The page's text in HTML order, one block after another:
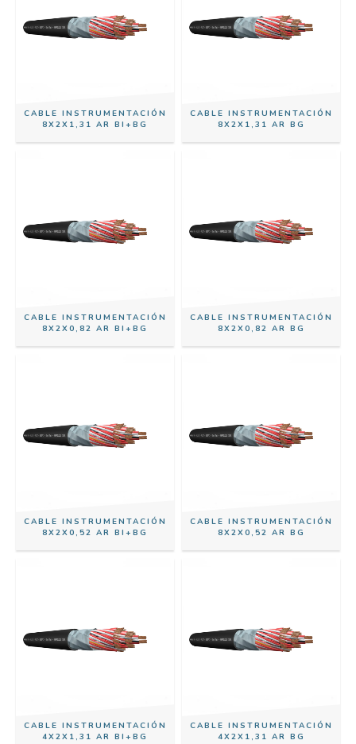
CABLE INSTRUMENTACIÓN
8X2X1,31 AR BI+BG
CABLE INSTRUMENTACIÓN
8X2X1,31 AR BG
CABLE INSTRUMENTACIÓN
8X2X0,82 AR BI+BG
CABLE INSTRUMENTACIÓN
8X2X0,82 AR BG
CABLE INSTRUMENTACIÓN
8X2X0,52 AR BI+BG
CABLE INSTRUMENTACIÓN
8X2X0,52 AR BG
CABLE INSTRUMENTACIÓN
4X2X1,31 AR BI+BG
CABLE INSTRUMENTACIÓN
4X2X1,31 AR BG